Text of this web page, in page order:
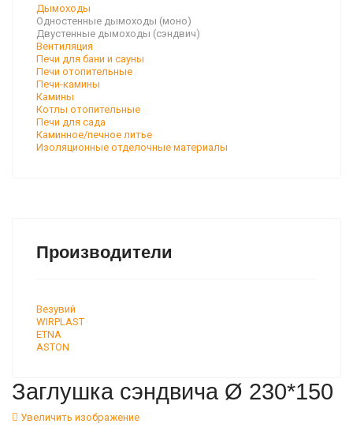
Дымоходы
Одностенные дымоходы (моно)
Двустенные дымоходы (сэндвич)
Вентиляция
Печи для бани и сауны
Печи отопительные
Печи-камины
Камины
Котлы отопительные
Печи для сада
Каминное/печное литье
Изоляционные отделочные материалы
Производители
Везувий
WIRPLAST
ETNA
ASTON
Заглушка сэндвича Ø 230*150
Увеличить изображение